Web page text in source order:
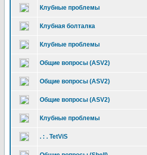
Клубные проблемы
Клубная болталка
Клубные проблемы
Общие вопросы (ASV2)
Общие вопросы (ASV2)
Общие вопросы (ASV2)
Клубные проблемы
. : . TetViS